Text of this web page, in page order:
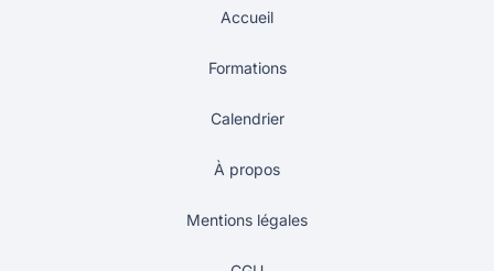
Accueil
Formations
Calendrier
À propos
Mentions légales